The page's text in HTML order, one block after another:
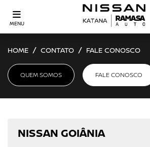
MENU
HOME CONTATO FALE CONOSCO
QUEM SOMOS FALE CONOSCO
NISSAN GOIÂNIA